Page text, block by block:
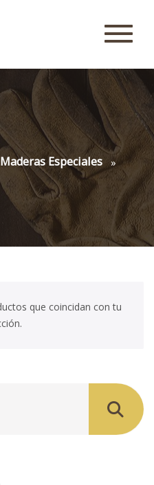
Maderas Especiales
que coincidan con tu